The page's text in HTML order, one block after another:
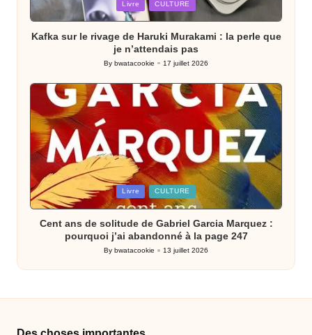
Posted
Livre CULTURE
Kafka sur le rivage de Haruki Murakami : la perle que
je n’attendais pas
Posted
By bwatacookie 17 juillet 2026
Posted
in
Livre CULTURE
Cent ans de solitude de Gabriel Garcia Marquez :
pourquoi j’ai abandonné à la page 247
Posted
by
By bwatacookie 13 juillet 2026